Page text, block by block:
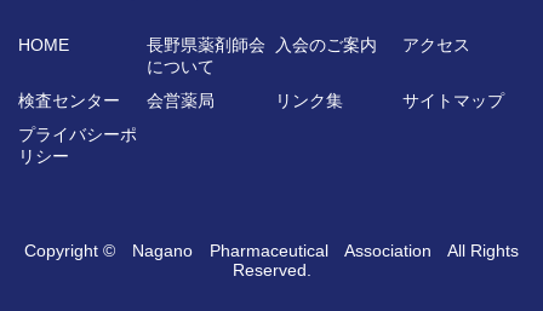
HOME
長野県薬剤師会
について
入会のご案内 アクセス
検査センター 会営薬局 リンク集
サイトマップ
プライバシーポ
リシー
Copyright © Nagano Pharmaceutical Association All Rights
Reserved.